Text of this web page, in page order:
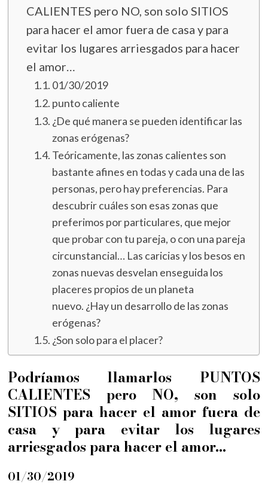
CALIENTES pero NO, son solo SITIOS
para hacer el amor fuera de casa y para
evitar los lugares arriesgados para hacer
el amor…
01/30/2019
punto caliente
¿De qué manera se pueden identificar las
zonas erógenas?
Teóricamente, las zonas calientes son
bastante afines en todas y cada una de las
personas, pero hay preferencias. Para
descubrir cuáles son esas zonas que
preferimos por particulares, que mejor
que probar con tu pareja, o con una pareja
circunstancial… Las caricias y los besos en
zonas nuevas desvelan enseguida los
placeres propios de un planeta
nuevo. ¿Hay un desarrollo de las zonas
erógenas?
¿Son solo para el placer?
Podríamos llamarlos PUNTOS
CALIENTES pero NO, son solo
SITIOS para hacer el amor fuera de
casa y para evitar los lugares
arriesgados para hacer el amor…
01/30/2019